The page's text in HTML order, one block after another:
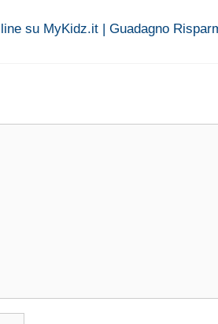
su MyKidz.it | Guadagno